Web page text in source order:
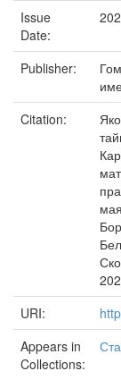
Issue
Date:
Publisher:
Citation:
URI:
Appears in
Collections: